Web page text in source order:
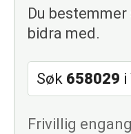
Du
bidra med.
Søk 658029 i
Frivillig